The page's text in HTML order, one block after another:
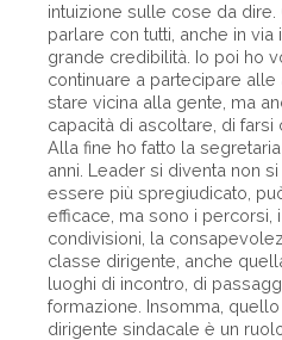
intuizione sulle cose da
parlare con tutti, anche in
grande credibilità. Io poi ho
continuare a partecipare
stare vicina alla gente, ma
capacità di ascoltare, di farsi
Alla fine ho fatto la
anni. Leader si diventa non
essere più spregiudicato,
efficace, ma sono i percorsi,
condivisioni, la
classe dirigente, anche
luoghi di incontro, di
formazione. Insomma,
dirigente sindacale è un